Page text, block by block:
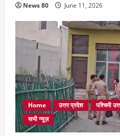
News 80 June 11, 2026
Home उत्तर प्रदेश पश्चिमी
सभी न्यूज़